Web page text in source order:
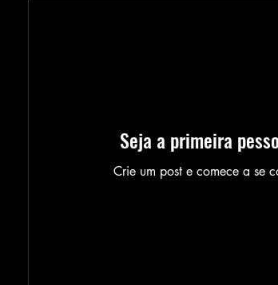
Seja a primeira
Crie um post e comece a se